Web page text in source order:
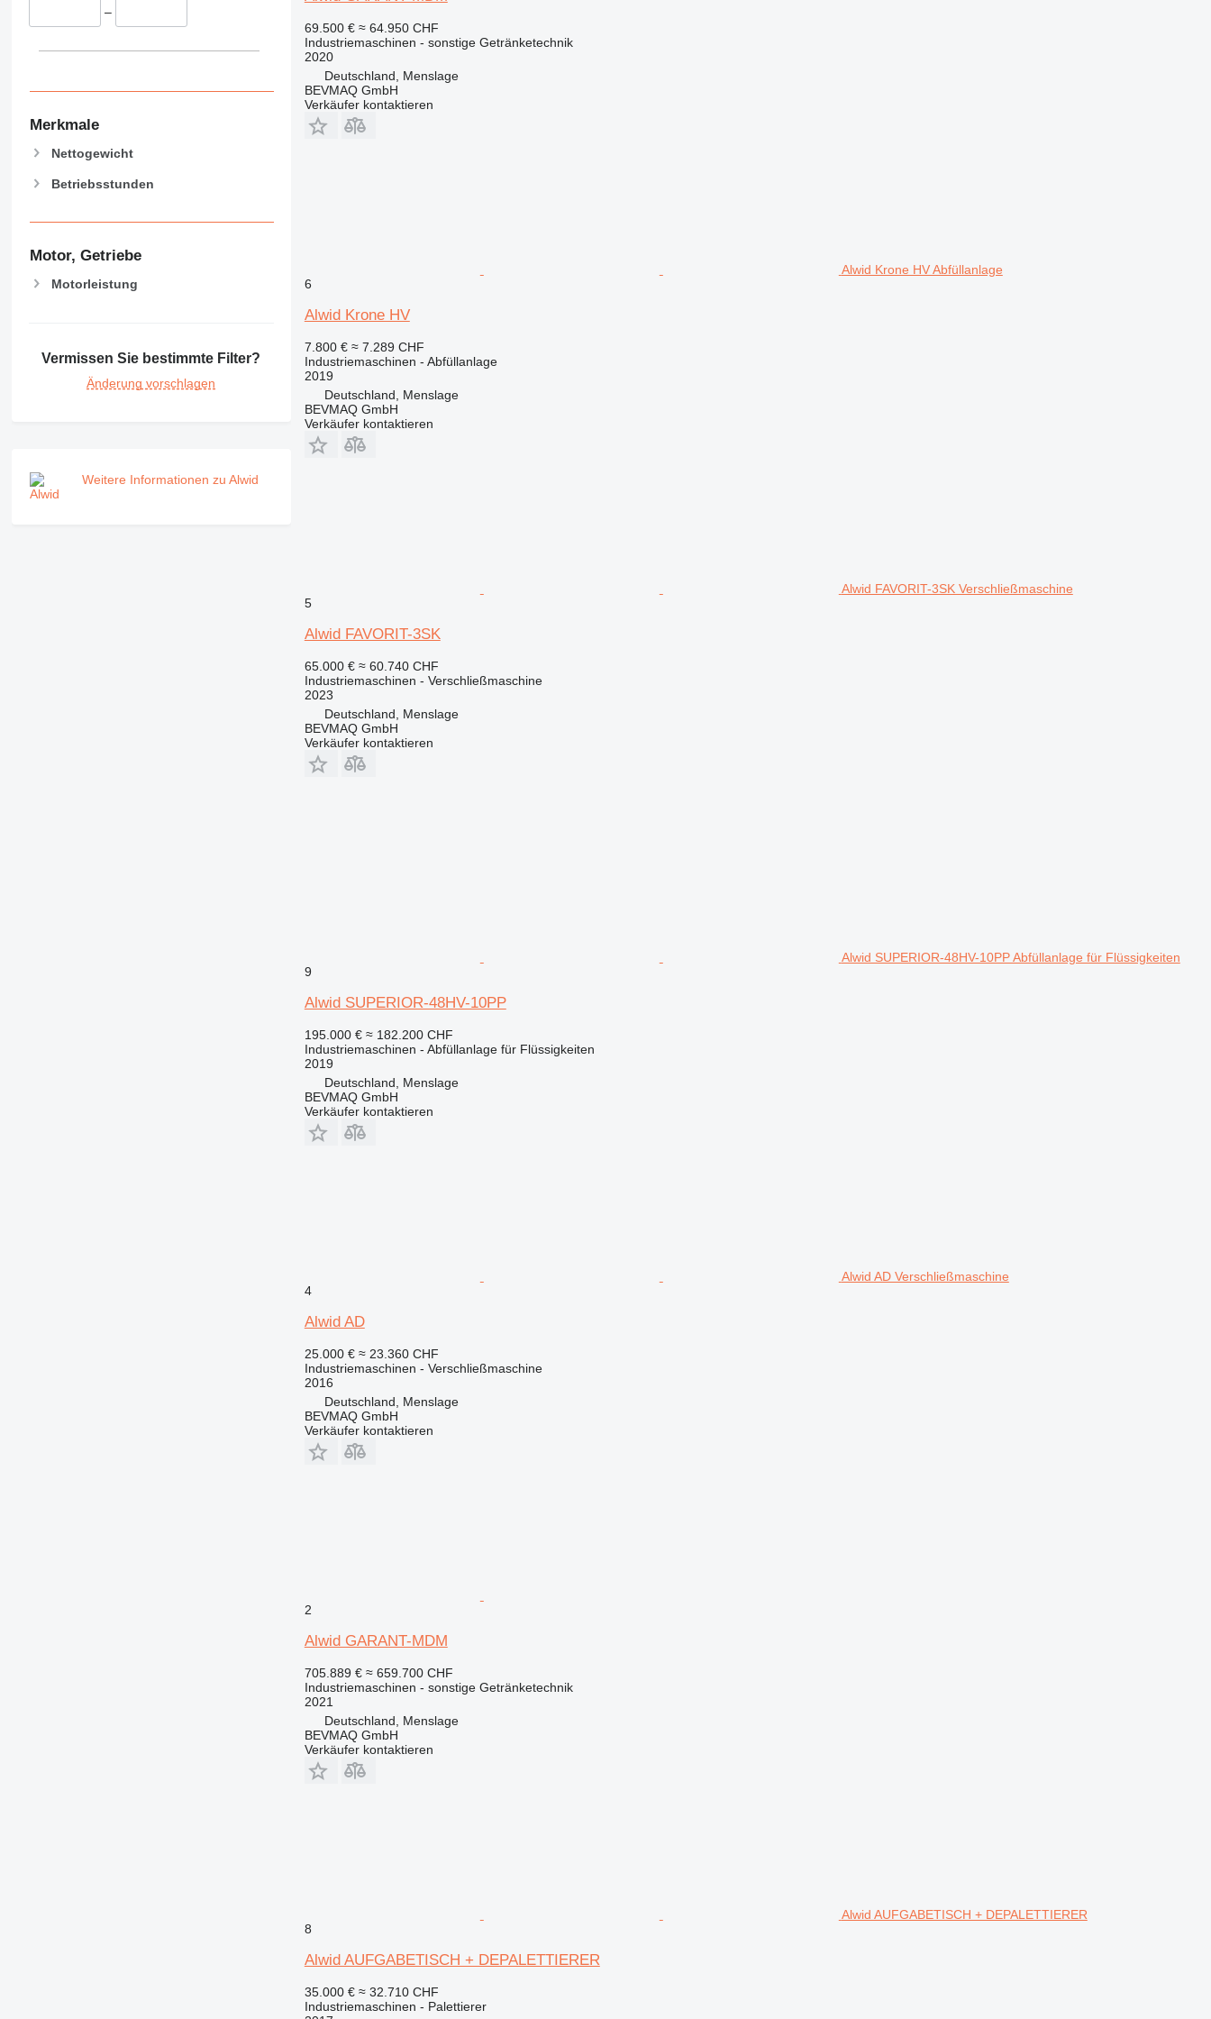
–
Merkmale
Nettogewicht
Betriebsstunden
Motor, Getriebe
Motorleistung
Vermissen Sie bestimmte Filter?
Änderung vorschlagen
Weitere Informationen zu Alwid
69.500 € ≈ 64.950 CHF
Industriemaschinen - sonstige Getränketechnik
2020
Deutschland, Menslage
BEVMAQ GmbH
Verkäufer kontaktieren
Alwid Krone HV Abfüllanlage
6
Alwid Krone HV
7.800 € ≈ 7.289 CHF
Industriemaschinen - Abfüllanlage
2019
Deutschland, Menslage
BEVMAQ GmbH
Verkäufer kontaktieren
Alwid FAVORIT-3SK Verschließmaschine
5
Alwid FAVORIT-3SK
65.000 € ≈ 60.740 CHF
Industriemaschinen - Verschließmaschine
2023
Deutschland, Menslage
BEVMAQ GmbH
Verkäufer kontaktieren
Alwid SUPERIOR-48HV-10PP Abfüllanlage für Flüssigkeiten
9
Alwid SUPERIOR-48HV-10PP
195.000 € ≈ 182.200 CHF
Industriemaschinen - Abfüllanlage für Flüssigkeiten
2019
Deutschland, Menslage
BEVMAQ GmbH
Verkäufer kontaktieren
Alwid AD Verschließmaschine
4
Alwid AD
25.000 € ≈ 23.360 CHF
Industriemaschinen - Verschließmaschine
2016
Deutschland, Menslage
BEVMAQ GmbH
Verkäufer kontaktieren
2
Alwid GARANT-MDM
705.889 € ≈ 659.700 CHF
Industriemaschinen - sonstige Getränketechnik
2021
Deutschland, Menslage
BEVMAQ GmbH
Verkäufer kontaktieren
Alwid AUFGABETISCH + DEPALETTIERER
8
Alwid AUFGABETISCH + DEPALETTIERER
35.000 € ≈ 32.710 CHF
Industriemaschinen - Palettierer